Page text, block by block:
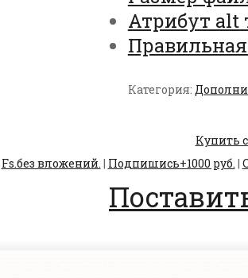
Атрибут alt
Категория:
Купить
Fs.без вложений. | Подпишись+1000 руб. |